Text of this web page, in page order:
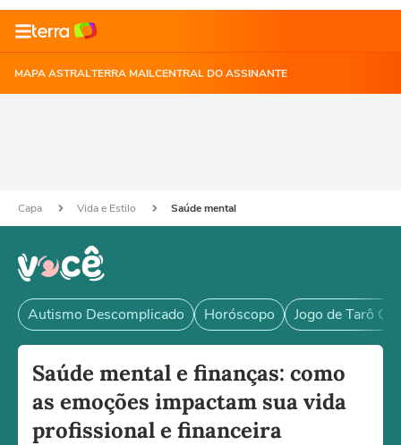
MAPA ASTRALTERRA MAILCENTRAL DO ASSINANTE
Capa Vida e Estilo Saúde mental
Autismo Descomplicado Horóscopo Jogo de Tarô
Saúde mental e finanças: como
as emoções impactam sua vida
profissional e financeira